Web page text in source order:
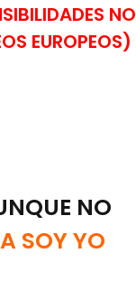
NO
EUROPEOS)
NO
SOY YO